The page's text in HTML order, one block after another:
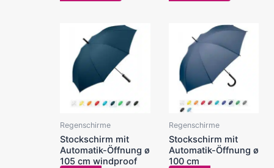
Regenschirme
Stockschirm mit
Automatik-Öffnung ø
105 cm windproof
Regenschirme
Stockschirm mit
Automatik-Öffnung ø
100 cm